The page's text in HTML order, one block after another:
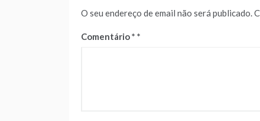
O seu endereço de email não será publicado.
Comentário*